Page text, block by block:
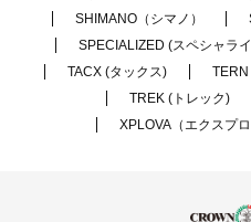
SHIMANO（シマノ）
SPECIALIZED (スペシャラ
TACX (タックス)
TREK (トレック)
XPLOVA（エクスプロ